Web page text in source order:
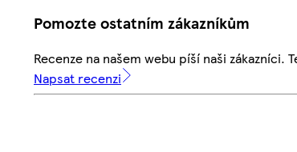
Pomozte ostatním zákazníkům
Recenze na našem webu píší naši zákazníci.
Napsat recenzi